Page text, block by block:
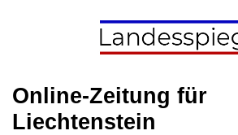
Online-Zeitung für
Liechtenstein